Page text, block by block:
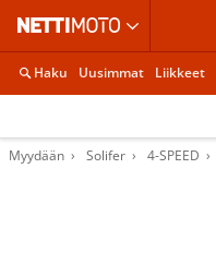
Haku Uusimmat Liikkeet
Myydään Solifer 4-SPEED